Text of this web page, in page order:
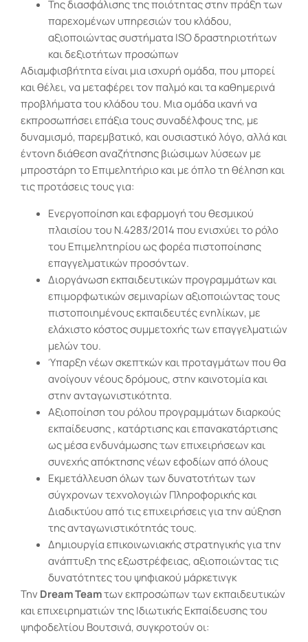
Της διασφάλισης της ποιότητας στην πράξη των
παρεχομένων υπηρεσιών του κλάδου,
αξιοποιώντας συστήματα ISO δραστηριοτήτων
και δεξιοτήτων προσώπων
Αδιαμφισβήτητα είναι μια ισχυρή ομάδα, που μπορεί
και θέλει, να μεταφέρει τον παλμό και τα καθημερινά
προβλήματα του κλάδου του. Μια ομάδα ικανή να
εκπροσωπήσει επάξια τους συναδέλφους της, με
δυναμισμό, παρεμβατικό, και ουσιαστικό λόγο, αλλά και
έντονη διάθεση αναζήτησης βιώσιμων λύσεων με
μπροστάρη το Επιμελητήριο και με όπλο τη θέληση και
τις προτάσεις τους για:
Ενεργοποίηση και εφαρμογή του θεσμικού
πλαισίου του Ν.4283/2014 που ενισχύει το ρόλο
του Επιμελητηρίου ως φορέα πιστοποίησης
επαγγελματικών προσόντων.
Διοργάνωση εκπαιδευτικών προγραμμάτων και
επιμορφωτικών σεμιναρίων αξιοποιώντας τους
πιστοποιημένους εκπαιδευτές ενηλίκων, με
ελάχιστο κόστος συμμετοχής των επαγγελματιών
μελών του.
Ύπαρξη νέων σκεπτκών και προταγμάτων που θα
ανοίγουν νέους δρόμους, στην καινοτομία και
στην ανταγωνιστικότητα.
Αξιοποίηση του ρόλου προγραμμάτων διαρκούς
εκπαίδευσης , κατάρτισης και επανακατάρτισης
ως μέσα ενδυνάμωσης των επιχειρήσεων και
συνεχής απόκτησης νέων εφοδίωναπό όλους
Εκμετάλλευση όλων των δυνατοτήτων των
σύγχρονων τεχνολογιών Πληροφορικής και
Διαδικτύου από τις επιχειρήσεις για την αύξηση
της ανταγωνιστικότητάς τους.
Δημιουργία επικοινωνιακής στρατηγικής για την
ανάπτυξη της εξωστρέφειας, αξιοποιώντας τις
δυνατότητες του ψηφιακού μάρκετινγκ
Την DreamTeamτων εκπροσώπων των εκπαιδευτικών
και επιχειρηματιών της Ιδιωτικής Εκπαίδευσης του
ψηφοδελτίου Βουτσινά, συγκροτούν οι: